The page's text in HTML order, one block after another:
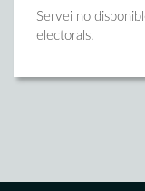
Servei no
electorals.